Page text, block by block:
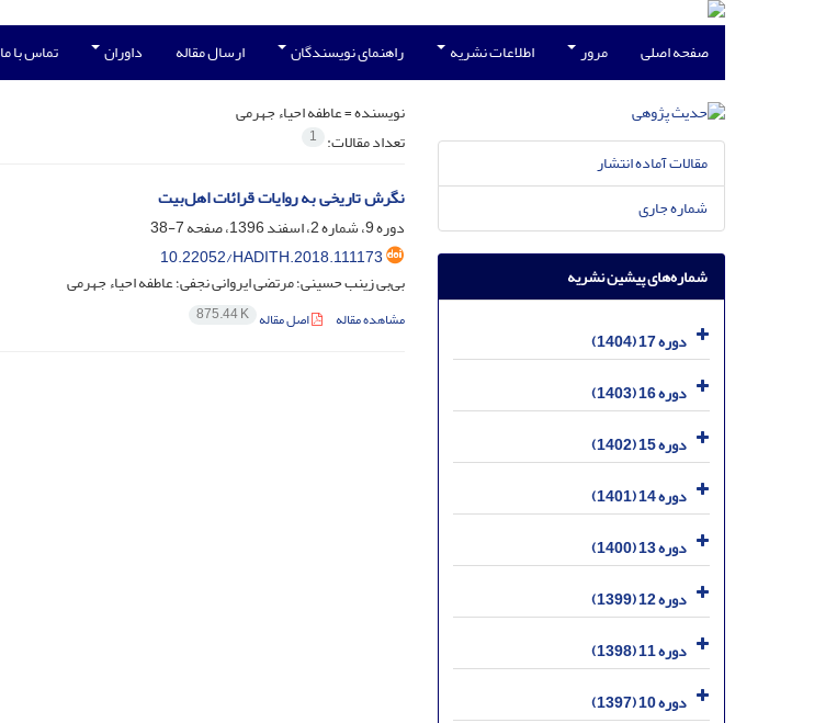
صفحه اصلی مرور اطلاعات نشریه راهنمای نویسندگان ارسال مقاله داوران تماس با ما
نویسنده =عاطفه احیاء جهرمی
تعداد مقالات: 1
نگرش تاریخی به روایات قرائات اهل‌بیت
دوره 9، شماره 2، اسفند 1396، صفحه
7-38
10.22052/HADITH.2018.111173
بی‌بی زینب حسینی؛ مرتضی ایروانی نجفی؛ عاطفه احیاء جهرمی
مشاهده مقاله اصل مقاله 875.44 K
مقالات آماده انتشار
شماره جاری
شماره‌های پیشین نشریه
دوره 17 (1404)
دوره 16 (1403)
دوره 15 (1402)
دوره 14 (1401)
دوره 13 (1400)
دوره 12 (1399)
دوره 11 (1398)
دوره 10 (1397)